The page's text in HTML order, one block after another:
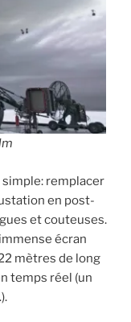
remplacer
en post-
et couteuses.
écran
mètres de long
temps réel (un